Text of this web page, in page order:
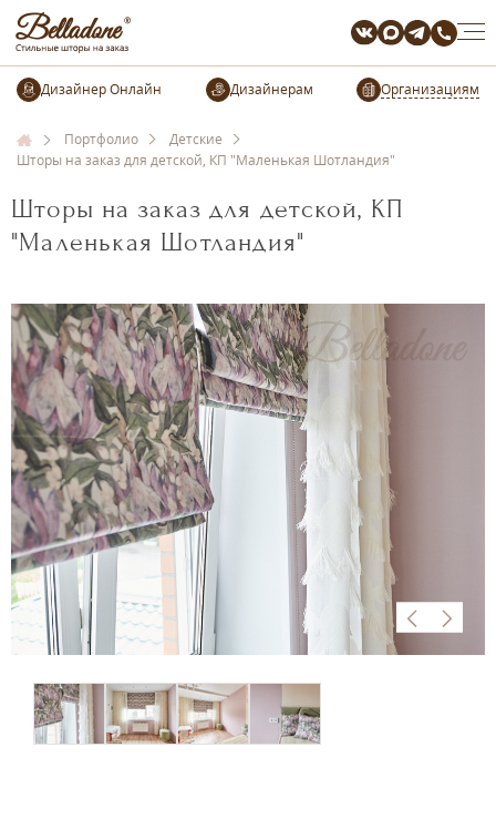
Организациям
Портфолио
Детские
Шторы на заказ для детской, КП "Маленькая Шотландия"
Шторы на заказ для детской, КП
"Маленькая Шотландия"